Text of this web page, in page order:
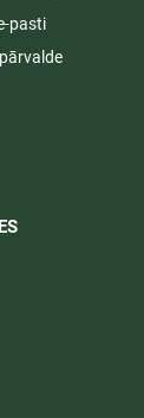
pasti